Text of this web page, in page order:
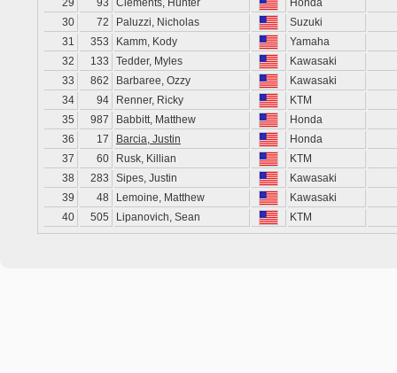
29
93 Clements, Hunter
Honda
30
72 Paluzzi, Nicholas
Suzuki
31
353 Kamm, Kody
Yamaha
32
133 Tedder, Myles
Kawasaki
33
862 Barbaree, Ozzy
Kawasaki
34
94 Renner, Ricky
KTM
35
987 Babbitt, Matthew
Honda
36
17 Barcia, Justin
Honda
37
60 Rusk, Killian
KTM
38
283 Sipes, Justin
Kawasaki
39
48 Lemoine, Matthew
Kawasaki
40
505 Lipanovich, Sean KTM